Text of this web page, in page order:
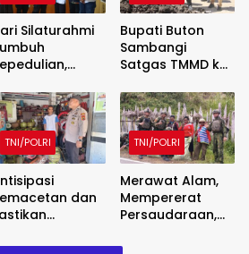
Silaturahmi
Perkuat
Bupati Buton
Sambangi
Satgas TMMD ke-
1413/Buton,
Sinergi
Pembangunan
Kian Menguat
TNI/POLRI
dan
Tepat
TNI/POLRI
Merawat Alam,
Mempererat
Persaudaraan,
Marinir dan